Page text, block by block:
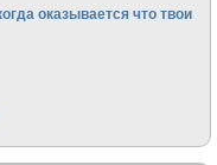
оказывается что твои